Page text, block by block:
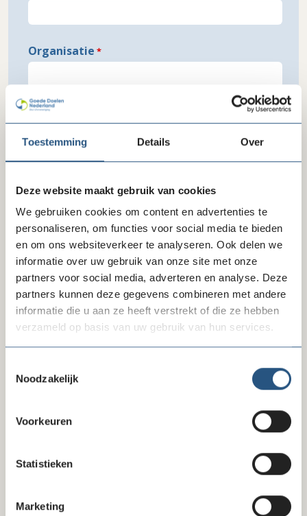
Toestemming Details Over
Deze website maakt gebruik van cookies
We gebruiken cookies om content en advertenties te
personaliseren, om functies voor social media te bieden
en om ons websiteverkeer te analyseren. Ook delen we
informatie over uw gebruik van onze site met onze
partners voor social media, adverteren en analyse. Deze
partners kunnen deze gegevens combineren met andere
informatie die u aan ze heeft verstrekt of die ze hebben
verzameld op basis van uw gebruik van hun services.
Noodzakelijk
Voorkeuren
Statistieken
Marketing
Organisatie
Functie
Delen Delen via LinkedIn
Delen via Facebook
Wanneer
Waar